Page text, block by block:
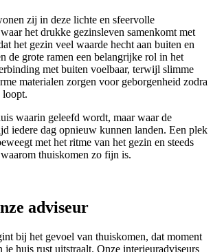
zij in deze lichte en sfeervolle
het drukke gezinsleven samenkomt met
het gezin veel waarde hecht aan buiten en
de grote ramen een belangrijke rol in het
met buiten voelbaar, terwijl slimme
materialen zorgen voor geborgenheid zodra
loopt.
waarin geleefd wordt, maar waar de
iedere dag opnieuw kunnen landen. Een plek
met het ritme van het gezin en steeds
thuiskomen zo fijn is.
adviseur
bij het gevoel van thuiskomen, dat moment
je huis rust uitstraalt. Onze interieuradviseurs